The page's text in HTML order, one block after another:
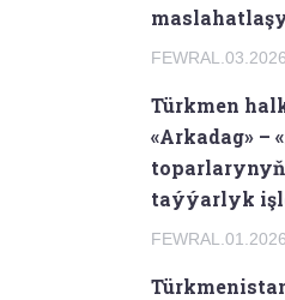
FEWRAL.03.2026
Türkmen
«Arkadag» –
taýýarlyk
FEWRAL.01.2026